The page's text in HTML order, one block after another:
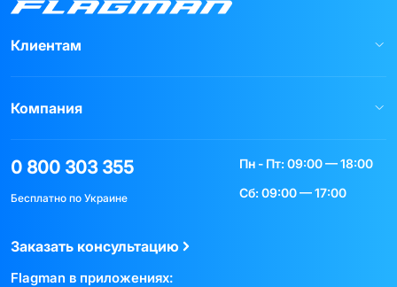
Клиентам
Компания
0 800 303 355
Бесплатно по Украине
Пн - Пт: 09:00 — 18:00
Сб: 09:00 — 17:00
Заказать консультацию
Flagman в приложениях: